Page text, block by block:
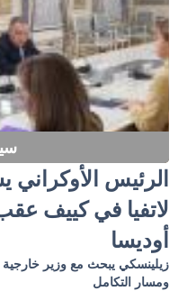
الرئيس الأوكراني
لاتفيا في كييف
أوديسا
زيلينسكي يبحث مع وزير خارجية
ومسار التكامل